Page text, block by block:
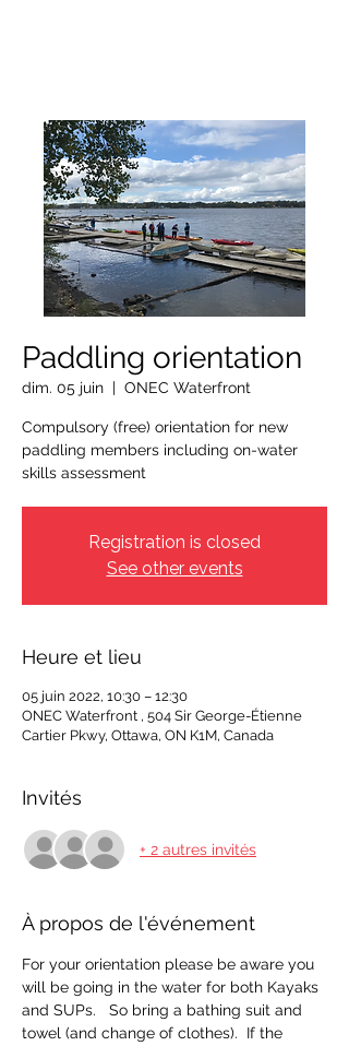
Paddling orientation
dim. 05 juin
  |
ONEC Waterfront
Compulsory (free) orientation for new
paddling members including on-water
skills assessment
Registration is closed
See other events
Heure et lieu
05 juin 2022, 10:30 – 12:30
ONEC Waterfront , 504 Sir George-Étienne
Cartier Pkwy, Ottawa, ON K1M, Canada
Invités
+ 2 autres invités
À propos de l'événement
For your orientation please be aware you
will be going in the water for both Kayaks
and SUPs.   So bring a bathing suit and
towel (and change of clothes).  If the